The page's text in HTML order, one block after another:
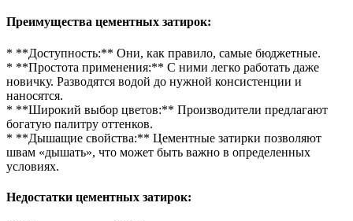
Преимущества цементных затирок:
* **Доступность:** Они, как правило, самые бюджетные.
* **Простота применения:** С ними легко работать даже
новичку. Разводятся водой до нужной консистенции и
наносятся.
* **Широкий выбор цветов:** Производители предлагают
богатую палитру оттенков.
* **Дышащие свойства:** Цементные затирки позволяют
швам «дышать», что может быть важно в определенных
условиях.
Недостатки цементных затирок: